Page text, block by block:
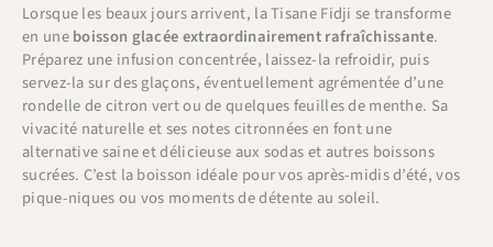
Lorsque les beaux jours arrivent, la Tisane Fidji se transforme
en uneboisson glacée extraordinairement rafraîchissante.
Préparez une infusion concentrée, laissez-la refroidir, puis
servez-la sur des glaçons, éventuellement agrémentée d’une
rondelle de citron vert ou de quelques feuilles de menthe. Sa
vivacité naturelle et ses notes citronnées en font une
alternative saine et délicieuse aux sodas et autres boissons
sucrées. C’est la boisson idéale pour vos après-midis d’été, vos
pique-niques ou vos moments de détente au soleil.